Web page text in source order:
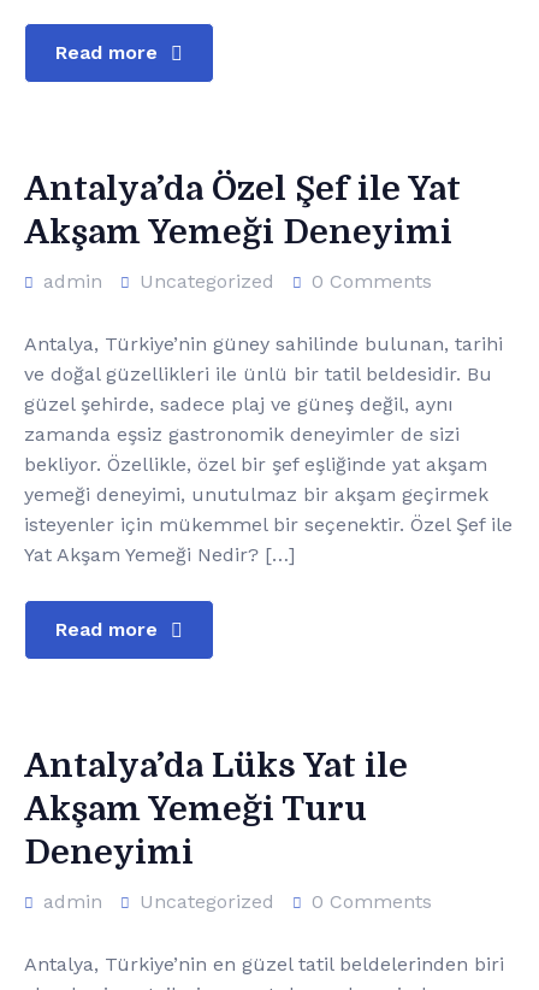
Read more
Antalya’da Özel Şef ile Yat
Akşam Yemeği Deneyimi
admin Uncategorized 0 Comments
Antalya, Türkiye’nin güney sahilinde bulunan, tarihi
ve doğal güzellikleri ile ünlü bir tatil beldesidir. Bu
güzel şehirde, sadece plaj ve güneş değil, aynı
zamanda eşsiz gastronomik deneyimler de sizi
bekliyor. Özellikle, özel bir şef eşliğinde yat akşam
yemeği deneyimi, unutulmaz bir akşam geçirmek
isteyenler için mükemmel bir seçenektir. Özel Şef ile
Yat Akşam Yemeği Nedir? […]
Read more
Antalya’da Lüks Yat ile
Akşam Yemeği Turu
Deneyimi
admin Uncategorized 0 Comments
Antalya, Türkiye’nin en güzel tatil beldelerinden biri